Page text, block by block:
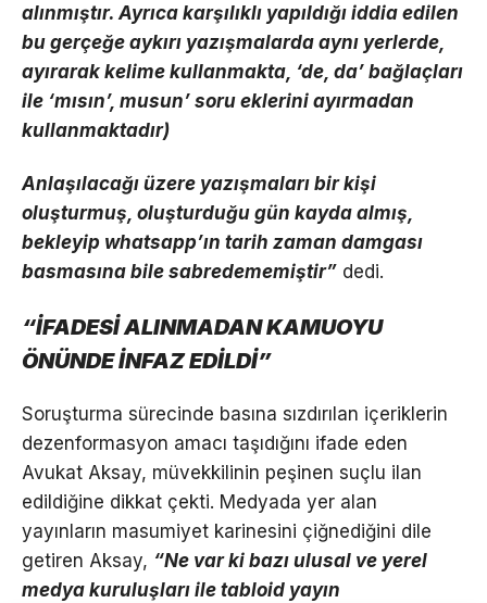
alınmıştır. Ayrıca karşılıklı yapıldığı iddia edilen
bu gerçeğe aykırı yazışmalarda aynı yerlerde,
ayırarak kelime kullanmakta, ‘de, da’ bağlaçları
ile ‘mısın’, musun’ soru eklerini ayırmadan
kullanmaktadır)
Anlaşılacağı üzere yazışmaları bir kişi
oluşturmuş, oluşturduğu gün kayda almış,
bekleyip whatsapp’ın tarih zaman damgası
basmasına bile sabredememiştir” dedi.
“İFADESİ ALINMADAN KAMUOYU
ÖNÜNDE İNFAZ EDİLDİ”
Soruşturma sürecinde basına sızdırılan içeriklerin
dezenformasyon amacı taşıdığını ifade eden
Avukat Aksay, müvekkilinin peşinen suçlu ilan
edildiğine dikkat çekti. Medyada yer alan
yayınların masumiyet karinesini çiğnediğini dile
getiren Aksay, “Ne var ki bazı ulusal ve yerel
medya kuruluşları ile tabloid yayın